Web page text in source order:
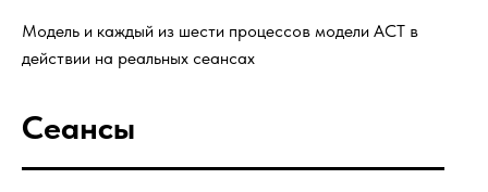
Модель и каждый из шести процессов модели ACT в
действии на реальных сеансах
Сеансы